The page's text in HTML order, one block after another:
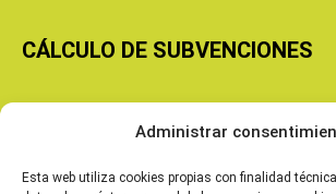
Administrar
Esta web utiliza cookies propias con finalidad
CÁLCULO DE SUBVENCIONES